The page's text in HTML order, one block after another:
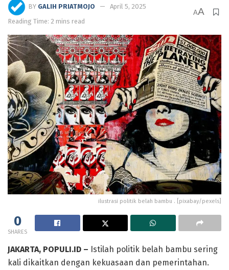
BY GALIH PRIATMOJO
April 5, 2025
Reading Time: 2 mins read
AA
ilustrasi politik belah bambu . [pixabay/pexels]
0
SHARES
JAKARTA, POPULI.ID – Istilah politik belah bambu sering
kali dikaitkan dengan kekuasaan dan pemerintahan.